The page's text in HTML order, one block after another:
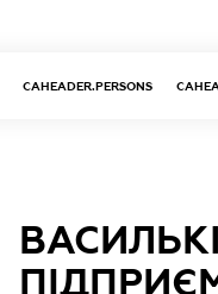
CAHEADER.PERSONS